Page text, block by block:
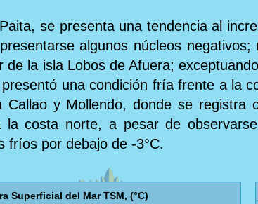
se presenta una tendencia al
algunos núcleos
la isla Lobos de Afuera;
una condición fría frente a la
y Mollendo, donde se registra
costa norte, a pesar de
fríos por debajo de -3°C.
Superficial del Mar TSM, (°C)